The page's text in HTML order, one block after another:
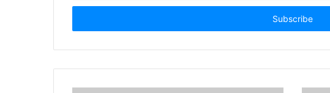
t
r
u